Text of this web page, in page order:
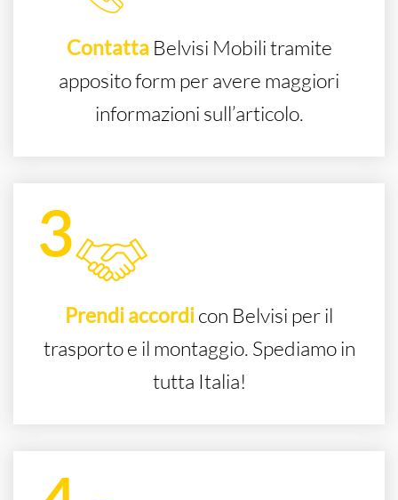
ContattaBelvisi Mobili tramite
apposito form per avere maggiori
informazioni sull’articolo.
Prendi accordicon Belvisi per il
trasporto e il montaggio. Spediamo in
tutta Italia!